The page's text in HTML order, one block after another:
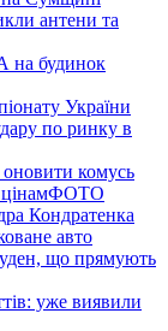
антени та
на будинок
України
по ринку в
комусь
ФОТО
Кондратенка
авто
що прямують
уже виявили